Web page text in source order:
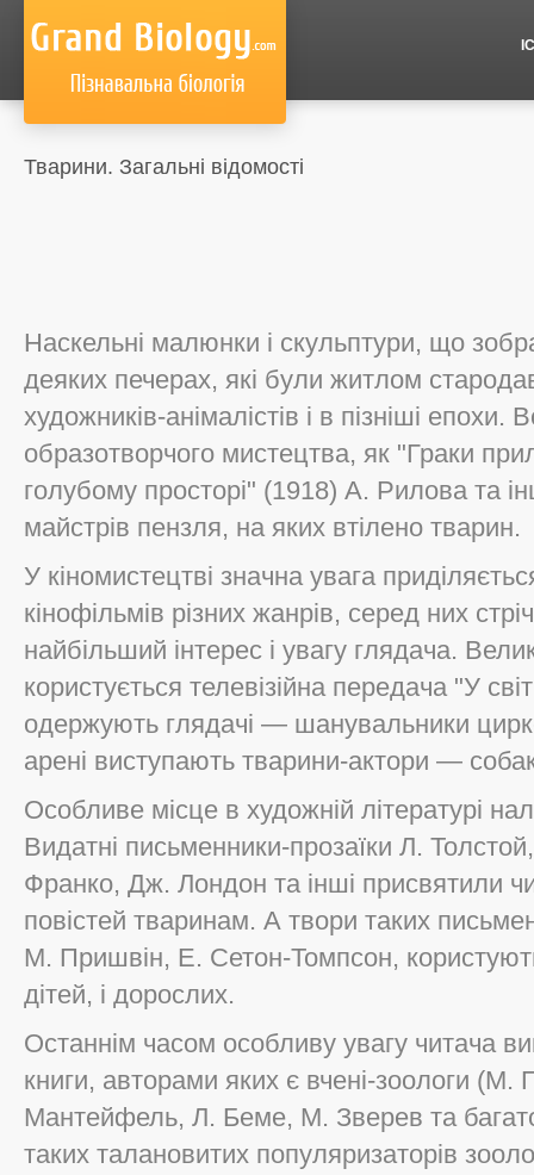
Тварини. Загальні відомості
Наскельні малюнки і скульптури, що
деяких печерах, які були житлом
художників-анімалістів і в пізніші епохи.
образотворчого мистецтва, як "Граки
голубому просторі" (1918) А. Рилова та
майстрів пензля, на яких втілено тварин.
У кіномистецтві значна увага
кінофільмів різних жанрів, серед них
найбільший інтерес і увагу глядача.
користується телевізійна передача "У
одержують глядачі — шанувальники
арені виступають тварини-актори —
Особливе місце в художній літературі
Видатні письменники-прозаїки Л.
Франко, Дж. Лондон та інші присвятили
повістей тваринам. А твори таких
М. Пришвін, Е. Сетон-Томпсон,
дітей, і дорослих.
Останнім часом особливу увагу читача
книги, авторами яких є вчені-зоологи
Мантейфель, Л. Беме, М. Зверев та
таких талановитих популяризаторів